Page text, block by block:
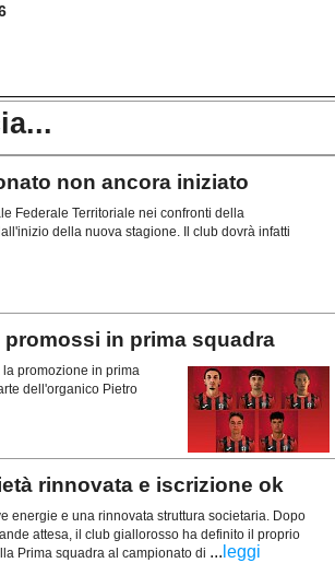
non ancora iniziato
Federale Territoriale nei confronti della
della nuova stagione. Il club dovrà infatti
promossi in prima squadra
promozione in prima
dell'organico Pietro
rinnovata e iscrizione ok
energie e una rinnovata struttura societaria. Dopo
attesa, il club giallorosso ha definito il proprio
Prima squadra al campionato di ... leggi